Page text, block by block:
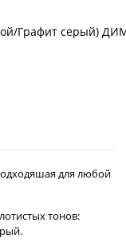
для любой
тонов: